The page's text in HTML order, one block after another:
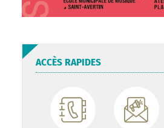
ACCÈS RAPIDES